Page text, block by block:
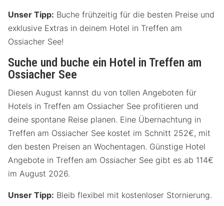
Unser Tipp: Buche frühzeitig für die besten Preise und
exklusive Extras in deinem Hotel in Treffen am
Ossiacher See!
Suche und buche ein Hotel in Treffen am
Ossiacher See
Diesen August kannst du von tollen Angeboten für
Hotels in Treffen am Ossiacher See profitieren und
deine spontane Reise planen. Eine Übernachtung in
Treffen am Ossiacher See kostet im Schnitt 252€, mit
den besten Preisen an Wochentagen. Günstige Hotel
Angebote in Treffen am Ossiacher See gibt es ab 114€
im August 2026.
Unser Tipp: Bleib flexibel mit kostenloser Stornierung.